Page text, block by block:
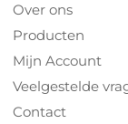
Over ons
Producten
Mijn Account
Veelgestelde
Contact